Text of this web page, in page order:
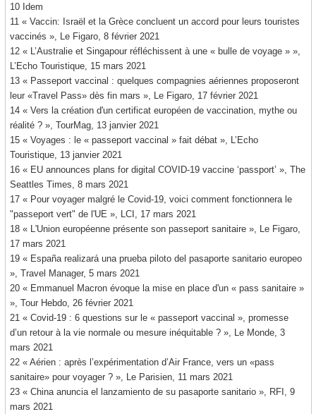
10 Idem
11 « Vaccin: Israël et la Grèce concluent un accord pour leurs touristes
vaccinés », Le Figaro, 8 février 2021
12 « L’Australie et Singapour réfléchissent à une « bulle de voyage » »,
L’Echo Touristique, 15 mars 2021
13 « Passeport vaccinal : quelques compagnies aériennes proposeront
leur «Travel Pass» dès fin mars », Le Figaro, 17 février 2021
14 « Vers la création d'un certificat européen de vaccination, mythe ou
réalité ? », TourMag, 13 janvier 2021
15 « Voyages : le « passeport vaccinal » fait débat », L’Echo
Touristique, 13 janvier 2021
16 « EU announces plans for digital COVID-19 vaccine ‘passport’ », The
Seattles Times, 8 mars 2021
17 « Pour voyager malgré le Covid-19, voici comment fonctionnera le
"passeport vert" de l'UE », LCI, 17 mars 2021
18 « L'Union européenne présente son passeport sanitaire », Le Figaro,
17 mars 2021
19 « España realizará una prueba piloto del pasaporte sanitario europeo
», Travel Manager, 5 mars 2021
20 « Emmanuel Macron évoque la mise en place d'un « pass sanitaire »
», Tour Hebdo, 26 février 2021
21 « Covid-19 : 6 questions sur le « passeport vaccinal », promesse
d’un retour à la vie normale ou mesure inéquitable ? », Le Monde, 3
mars 2021
22 « Aérien : après l’expérimentation d’Air France, vers un «pass
sanitaire» pour voyager ? », Le Parisien, 11 mars 2021
23 « China anuncia el lanzamiento de su pasaporte sanitario », RFI, 9
mars 2021